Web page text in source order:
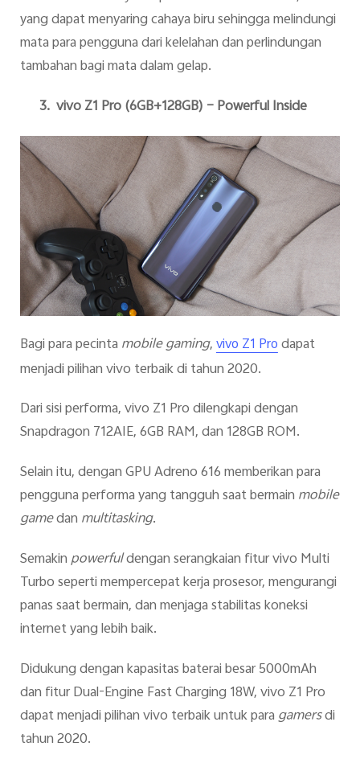
yang dapat menyaring cahaya biru sehingga melindungi
mata para pengguna dari kelelahan dan perlindungan
tambahan bagi mata dalam gelap.
3. vivo Z1 Pro (6GB+128GB) – Powerful Inside
Bagi para pecinta mobile gaming,vivo Z1 Prodapat
menjadi pilihan vivo terbaik di tahun 2020.
Dari sisi performa, vivo Z1 Pro dilengkapi dengan
Snapdragon 712AIE, 6GB RAM, dan 128GB ROM.
Selain itu, dengan GPU Adreno 616 memberikan para
pengguna performa yang tangguh saat bermain mobile
gamedan multitasking.
Semakinpowerfuldengan serangkaian fitur vivo Multi
Turbo seperti mempercepat kerja prosesor, mengurangi
panas saat bermain, dan menjaga stabilitas koneksi
internet yang lebih baik.
Didukung dengan kapasitas baterai besar 5000mAh
dan fitur Dual-Engine Fast Charging 18W, vivo Z1 Pro
dapat menjadi pilihan vivo terbaik untuk paragamersdi
tahun 2020.